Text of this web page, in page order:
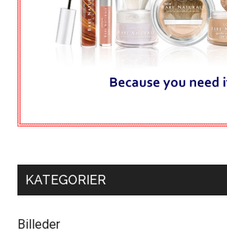
KATEGORIER
Billeder